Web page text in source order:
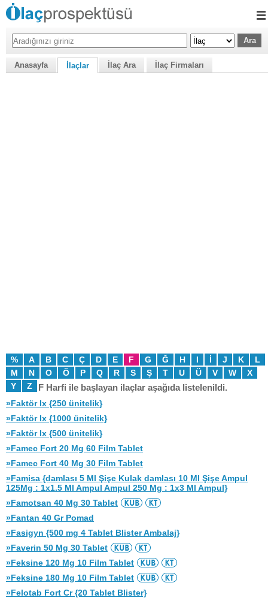
Anasayfa İlaçlar İlaç Ara İlaç Firmaları
% A B C Ç D E F G Ğ H I İ J K
L
M
N O Ö P Q R S Ş T U Ü V W
X
Y
Z F Harfi ile başlayan ilaçlar aşağıda listelenildi.
»Faktör Ix {250 ünitelik}
»Faktör Ix {1000 ünitelik}
»Faktör Ix {500 ünitelik}
»Famec Fort 20 Mg 60 Film Tablet
»Famec Fort 40 Mg 30 Film Tablet
»Famisa {damlası 5 Ml Şişe Kulak damlası 10 Ml Şişe Ampul
125Mg : 1x1.5 Ml Ampul Ampul 250 Mg : 1x3 Ml Ampul}
»Famotsan 40 Mg 30 Tablet
»Fantan 40 Gr Pomad
»Fasigyn {500 mg 4 Tablet Blister Ambalaj}
»Faverin 50 Mg 30 Tablet
»Feksine 120 Mg 10 Film Tablet
»Feksine 180 Mg 10 Film Tablet
»Felotab Fort Cr {20 Tablet Blister}